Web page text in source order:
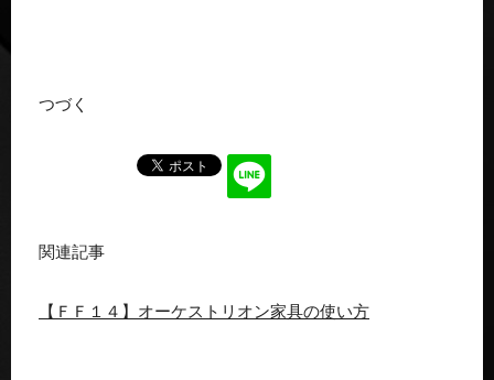
つづく
関連記事
【ＦＦ１４】オーケストリオン家具の使い方